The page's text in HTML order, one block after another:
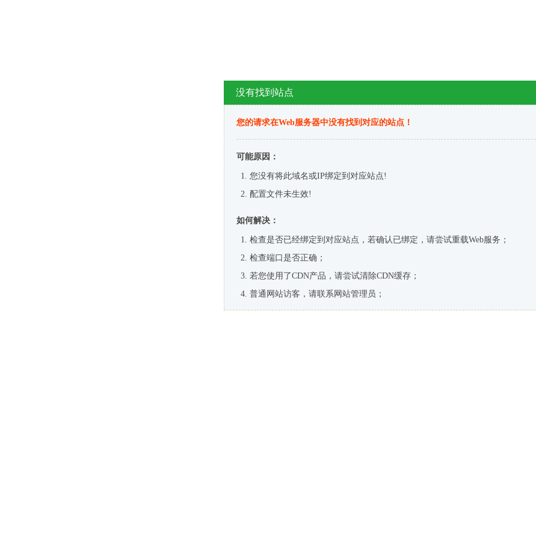
没有找到站点
您的请求在Web服务器中没有找到对应的站点！
可能原因：
您没有将此域名或IP绑定到对应站点!
配置文件未生效!
如何解决：
检查是否已经绑定到对应站点，若确认已绑定，请尝试重载Web服务；
检查端口是否正确；
若您使用了CDN产品，请尝试清除CDN缓存；
普通网站访客，请联系网站管理员；